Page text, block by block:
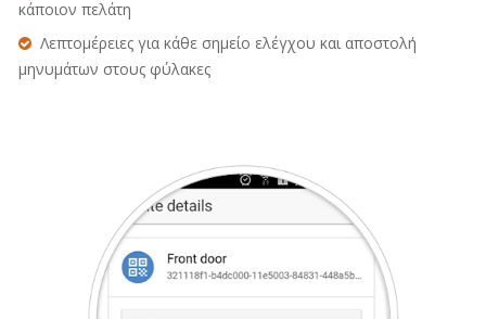
κάποιον πελάτη
Λεπτομέρειες για κάθε σημείο ελέγχου και αποστολή
μηνυμάτων στους φύλακες